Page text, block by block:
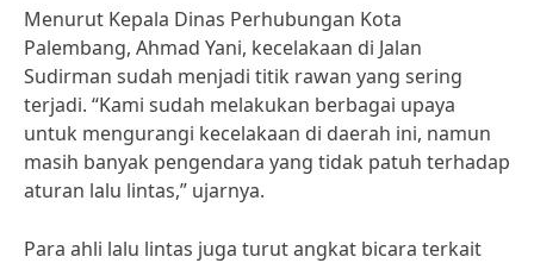
Menurut Kepala Dinas Perhubungan Kota
Palembang, Ahmad Yani, kecelakaan di Jalan
Sudirman sudah menjadi titik rawan yang sering
terjadi. “Kami sudah melakukan berbagai upaya
untuk mengurangi kecelakaan di daerah ini, namun
masih banyak pengendara yang tidak patuh terhadap
aturan lalu lintas,” ujarnya.
Para ahli lalu lintas juga turut angkat bicara terkait